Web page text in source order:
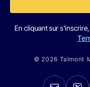
En cliquant sur
© 2026 Talmont